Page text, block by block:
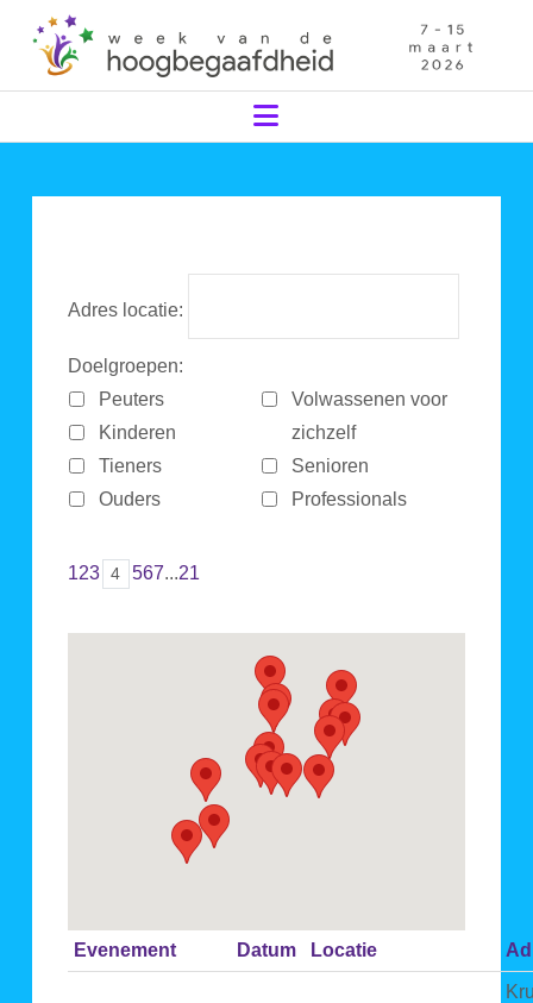
Navigation
Adres locatie:
Doelgroepen:
Peuters
Kinderen
Tieners
Ouders
Volwassenen voor
zichzelf
Senioren
Professionals
123 4 567...21
Evenement Datum Locatie